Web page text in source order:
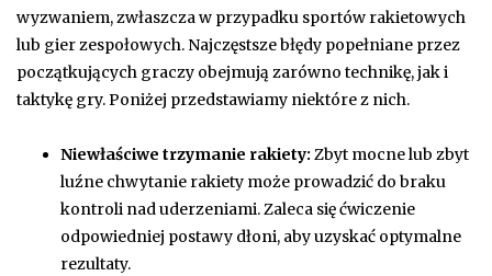
wyzwaniem, zwłaszcza w przypadku sportów rakietowych
lub gier zespołowych. Najczęstsze błędy popełniane przez
początkujących graczy obejmują zarówno technikę, jak i
taktykę gry. Poniżej przedstawiamy niektóre z nich.
Niewłaściwe trzymanie rakiety: Zbyt mocne lub zbyt
luźne chwytanie rakiety może prowadzić do braku
kontroli nad uderzeniami. Zaleca się ćwiczenie
odpowiedniej postawy dłoni, aby uzyskać optymalne
rezultaty.